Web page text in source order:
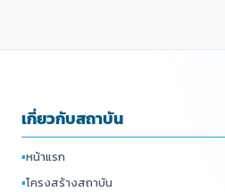
เกี่ยวกับสถาบัน
▪หน้าแรก
▪โครงสร้างสถาบัน